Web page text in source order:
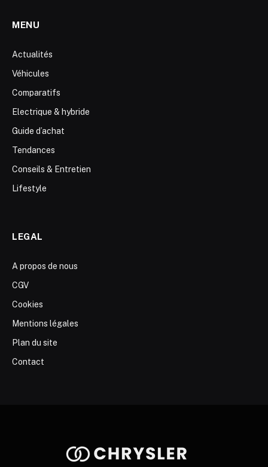
MENU
Actualités
Véhicules
Comparatifs
Electrique & hybride
Guide d’achat
Tendances
Conseils & Entretien
Lifestyle
LEGAL
A propos de nous
CGV
Cookies
Mentions légales
Plan du site
Contact